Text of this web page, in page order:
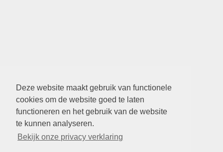
Deze website maakt gebruik van functionele
cookies om de website goed te laten
functioneren en het gebruik van de website
te kunnen analyseren.
Bekijk onze privacy verklaring